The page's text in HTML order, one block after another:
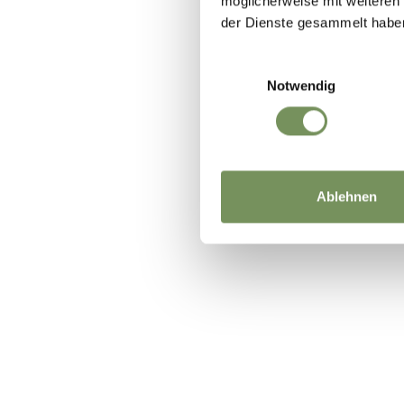
der Dienste gesammelt
Notwendig
Ablehnen
WAR DER